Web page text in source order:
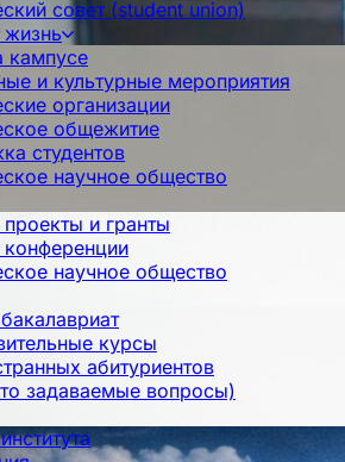
совет (student union)
жизнь
кампусе
и культурные мероприятия
организации
общежитие
студентов
научное общество
и гранты
научное общество
курсы
абитуриентов
задаваемые вопросы)